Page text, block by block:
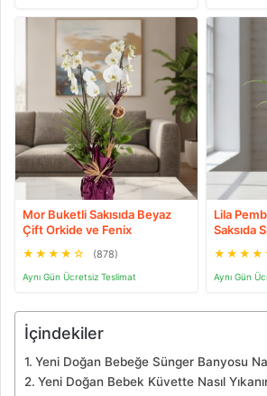
Mor Buketli Sakısıda Beyaz
Çift Orkide ve Fenix
★ ★ ★ ★ ☆ (878)
Aynı Gün Ücretsiz Teslimat
Lila
Saksıda
★ ★ ★ ★
Aynı Gün
İçindekiler
Yeni Doğan Bebeğe Sünger Banyosu
Yeni Doğan Bebek Küvette Nasıl